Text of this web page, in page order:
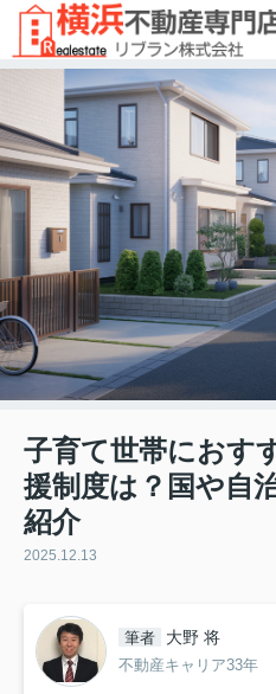
子育て世帯におす
援制度は？国や自
紹介
2025.12.13
筆者 大野 将
不動産キャリア33年